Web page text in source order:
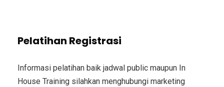
Pelatihan Registrasi
Informasi pelatihan baik jadwal public maupun In
House Training silahkan menghubungi marketing